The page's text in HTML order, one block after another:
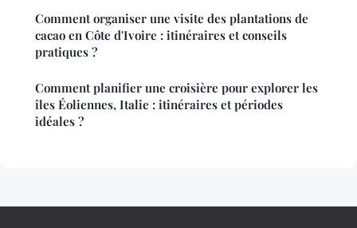
Comment organiser une visite des plantations de
cacao en Côte d'Ivoire : itinéraires et conseils
pratiques ?
Comment planifier une croisière pour explorer les
îles Éoliennes, Italie : itinéraires et périodes
idéales ?